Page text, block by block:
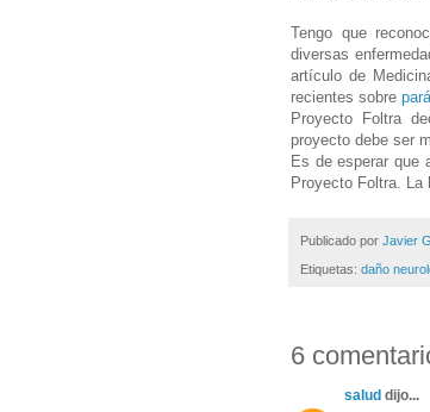
Tengo que
diversas
artículo de
recientes sobre
Proyecto Foltra
proyecto debe ser
Es de esperar que
Proyecto Foltra. La
Publicado por Javier
Etiquetas: daño
6
salud dijo...